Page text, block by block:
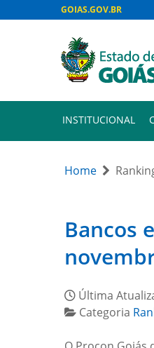
GOIAS.GOV.BR
INSTITUCIONAL
Home
Bancos
Última
Categoria